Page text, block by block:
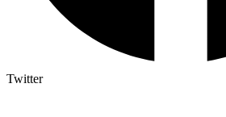
Twitter